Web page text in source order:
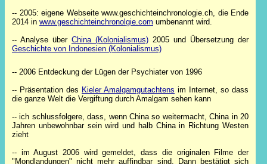
-- 2005: eigene Webseite www.geschichteinchronologie.ch, die Ende
2014 in www.geschichteinchronolgie.com umbenannt wird.
-- Analyse über China (Kolonialismus) 2005 und Übersetzung der
Geschichte von Indonesien (Kolonialismus)
-- 2006 Entdeckung der Lügen der Psychiater von 1996
-- Präsentation des Kieler Amalgamgutachtens im Internet, so dass
die ganze Welt die Vergiftung durch Amalgam sehen kann
-- ich schlussfolgere, dass, wenn China so weitermacht, China in 20
Jahren unbewohnbar sein wird und halb China in Richtung Westen
zieht
-- im August 2006 wird gemeldet, dass die originalen Filme der
"Mondlandungen" nicht mehr auffindbar sind. Dann bestätigt sich